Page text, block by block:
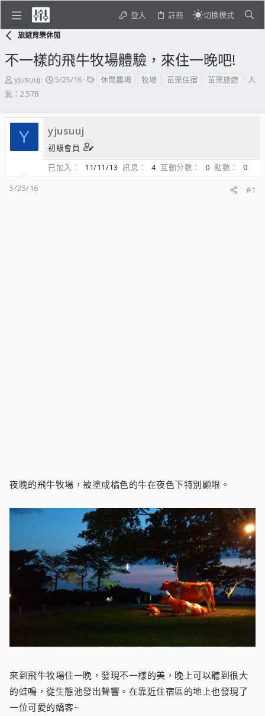
登入 註冊 切換模式
旅遊育樂休閒
不一樣的飛牛牧場體驗，來住一晚吧!
主
題
起
人
yjusuuj
開
期
5/25/16
標
休閒農場 牧場 苗栗住宿 苗栗旅遊
人
氣：2,578
Y yjusuuj
初級會員
已加入
11/11/13 訊息 4 互動分數 0 點數
0
5/25/16
#1
夜晚的飛牛牧場，被塗成橘色的牛在夜色下特別顯眼。
來到飛牛牧場住一晚，發現不一樣的美，晚上可以聽到很大
的蛙鳴，從生態池發出聲響。在靠近住宿區的地上也發現了
一位可愛的嬌客~